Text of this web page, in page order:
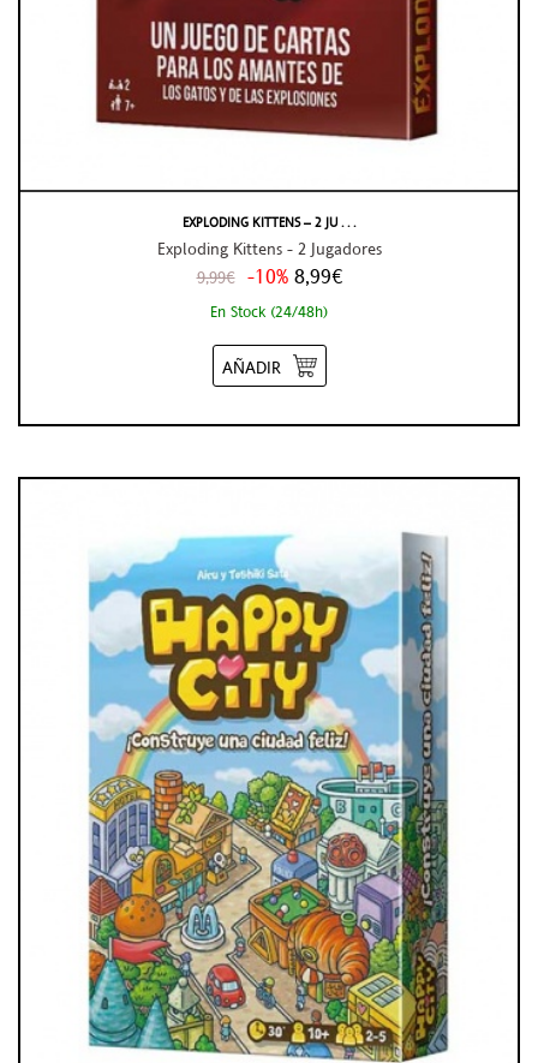
EXPLODING KITTENS – 2 JU . . .
Exploding Kittens - 2 Jugadores
9,99€ -10% 8,99€
En Stock (24/48h)
AÑADIR